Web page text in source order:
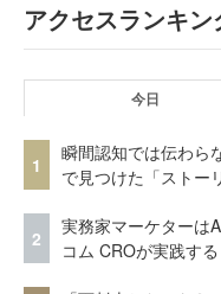
アクセスランキン
今日
1
瞬間認知では伝わら
で見つけた「ストー
2
実務家マーケターは
コム CROが実践す